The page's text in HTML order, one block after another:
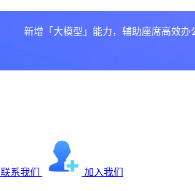
新增「大模型」能力，辅助座席高效办
联系我们 加入我们